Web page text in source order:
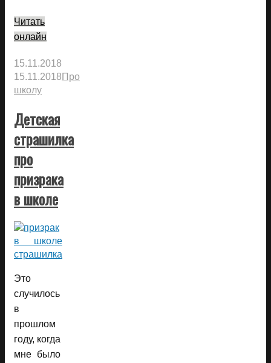
Читать
онлайн
15.11.2018
15.11.2018 Про
школу
Детская
страшилка
про
призрака
в школе
Это
случилось
в
прошлом
году, когда
мне было